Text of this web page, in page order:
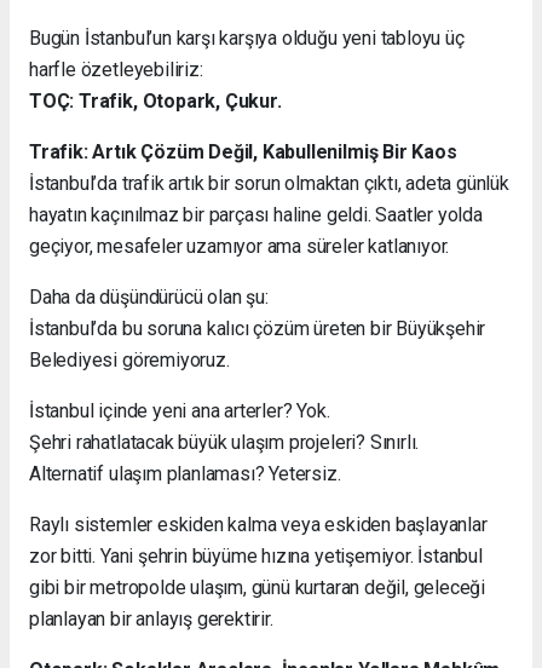
Bugün İstanbul’un karşı karşıya olduğu yeni tabloyu üç
harfle özetleyebiliriz:
TOÇ: Trafik, Otopark, Çukur.
Trafik: Artık Çözüm Değil, Kabullenilmiş Bir Kaos
İstanbul’da trafik artık bir sorun olmaktan çıktı, adeta günlük
hayatın kaçınılmaz bir parçası haline geldi. Saatler yolda
geçiyor, mesafeler uzamıyor ama süreler katlanıyor.
Daha da düşündürücü olan şu:
İstanbul’da bu soruna kalıcı çözüm üreten bir Büyükşehir
Belediyesi göremiyoruz.
İstanbul içinde yeni ana arterler? Yok.
Şehri rahatlatacak büyük ulaşım projeleri? Sınırlı.
Alternatif ulaşım planlaması? Yetersiz.
Raylı sistemler eskiden kalma veya eskiden başlayanlar
zor bitti. Yani şehrin büyüme hızına yetişemiyor. İstanbul
gibi bir metropolde ulaşım, günü kurtaran değil, geleceği
planlayan bir anlayış gerektirir.